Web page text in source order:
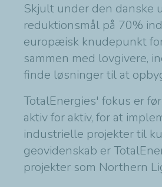
Skjult under den danske
reduktionsmål på 70%
europæisk knudepunkt
sammen med lovgivere,
finde løsninger til at
TotalEnergies' fokus er
aktiv for aktiv, for at
industrielle projekter til
geovidenskab er
projekter som Northern